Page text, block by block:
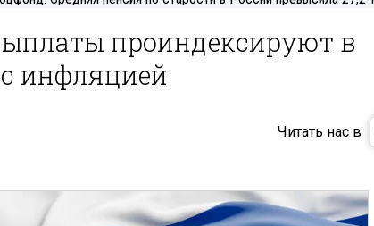
проиндексируют в
инфляцией
Читать нас в